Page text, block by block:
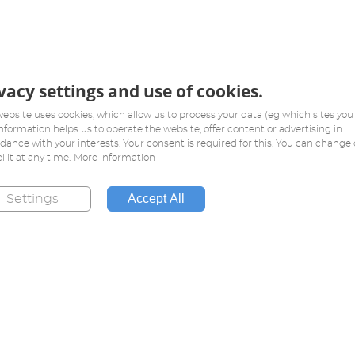
settings and use of cookies.
uses cookies, which allow us to process your data (eg which sites you
helps us to operate the website, offer content or advertising in
with your interests. Your consent is required for this. You can change
it at any time.
More information
Settings Accept All